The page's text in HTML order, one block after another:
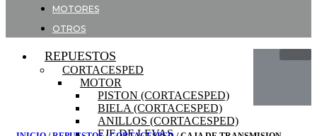
MOTORES
OTROS
REPUESTOS
CORTACESPED
MOTOR
PISTON (CORTACESPED)
BIELA (CORTACESPED)
ANILLOS (CORTACESPED)
EJE DE LEVAS